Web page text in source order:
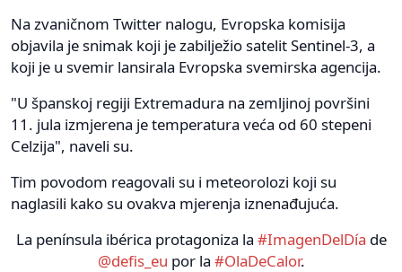
Na zvaničnom Twitter nalogu, Evropska komisija
objavila je snimak koji je zabilježio satelit Sentinel-3, a
koji je u svemir lansirala Evropska svemirska agencija.
"U španskoj regiji Extremadura na zemljinoj površini
11. jula izmjerena je temperatura veća od 60 stepeni
Celzija", naveli su.
Tim povodom reagovali su i meteorolozi koji su
naglasili kako su ovakva mjerenja iznenađujuća.
La península ibérica protagoniza la #ImagenDelDía de
@defis_eu por la #OlaDeCalor.